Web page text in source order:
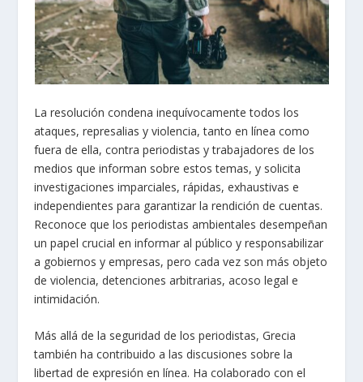
La resolución condena inequívocamente todos los
ataques, represalias y violencia, tanto en línea como
fuera de ella, contra periodistas y trabajadores de los
medios que informan sobre estos temas, y solicita
investigaciones imparciales, rápidas, exhaustivas e
independientes para garantizar la rendición de cuentas.
Reconoce que los periodistas ambientales desempeñan
un papel crucial en informar al público y responsabilizar
a gobiernos y empresas, pero cada vez son más objeto
de violencia, detenciones arbitrarias, acoso legal e
intimidación.
Más allá de la seguridad de los periodistas, Grecia
también ha contribuido a las discusiones sobre la
libertad de expresión en línea. Ha colaborado con el